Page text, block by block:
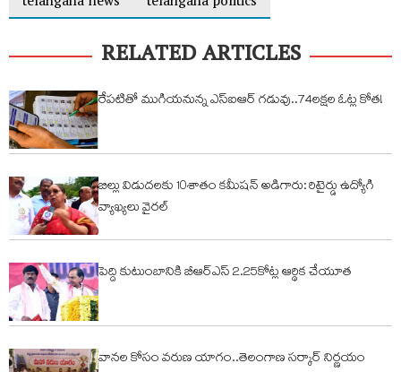
RELATED ARTICLES
రేపటితో ముగియనున్న ఎస్‌ఐఆర్ గడువు..74లక్షల ఓట్ల కోత!
బిల్లు విడుదలకు 10శాతం కమీషన్ అడిగారు: రిటైర్డు ఉద్యోగి
వ్యాఖ్యలు వైరల్
పెద్ది కుటుంబానికి బీఆర్ఎస్ 2.25కోట్ల ఆర్థిక చేయూత
వానల కోసం వరుణ యాగం..తెలంగాణ సర్కార్ నిర్ణయం